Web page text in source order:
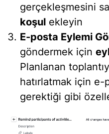
gerçekleşmesini
koşul ekleyin
E-posta Eylemi
göndermek için
Planlanan
hatırlatmak için
gerektiği gibi